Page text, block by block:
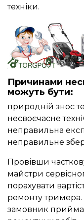
техніки.
Причинами
можуть бути:
природній знос
несвоєчасне
неправильна
неправильне
Провівши
майстри
порахувати
ремонту тримера.
замовник